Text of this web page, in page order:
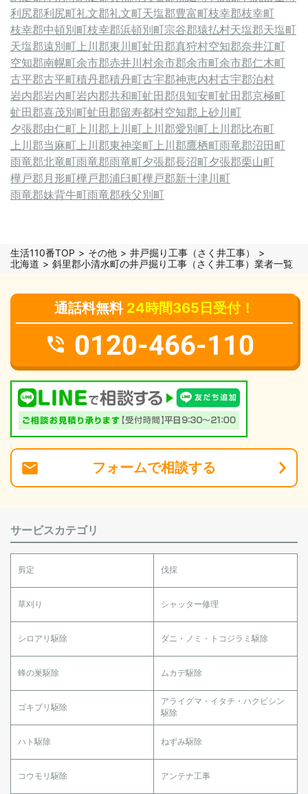
利尻郡利尻町礼文郡礼文町天塩郡豊富町枝幸郡枝幸町
枝幸郡中頓別町枝幸郡浜頓別町宗谷郡猿払村天塩郡天塩町
天塩郡遠別町上川郡東川町虻田郡真狩村空知郡奈井江町
空知郡南幌町余市郡赤井川村余市郡余市町余市郡仁木町
古平郡古平町積丹郡積丹町古宇郡神恵内村古宇郡泊村
岩内郡岩内町岩内郡共和町虻田郡倶知安町虻田郡京極町
虻田郡喜茂別町虻田郡留寿都村空知郡上砂川町
夕張郡由仁町上川郡上川町上川郡愛別町上川郡比布町
上川郡当麻町上川郡東神楽町上川郡鷹栖町雨竜郡沼田町
雨竜郡北竜町雨竜郡雨竜町夕張郡長沼町夕張郡栗山町
樺戸郡月形町樺戸郡浦臼町樺戸郡新十津川町
雨竜郡妹背牛町雨竜郡秩父別町
生活110番TOP その他
井戸掘り工事（さく井工事）
北海道
斜里郡小清水町の井戸掘り工事（さく井工事）業者一覧
通話料無料 24時間365日受付！
0120-466-110
フォームで相談する
サービスカテゴリ
剪定 伐採
草刈り シャッター修理
シロアリ駆除 ダニ・ノミ・トコジラミ駆除
蜂の巣駆除 ムカデ駆除
ゴキブリ駆除
アライグマ・イタチ・ハクビシン
駆除
ハト駆除 ねずみ駆除
コウモリ駆除 アンテナ工事